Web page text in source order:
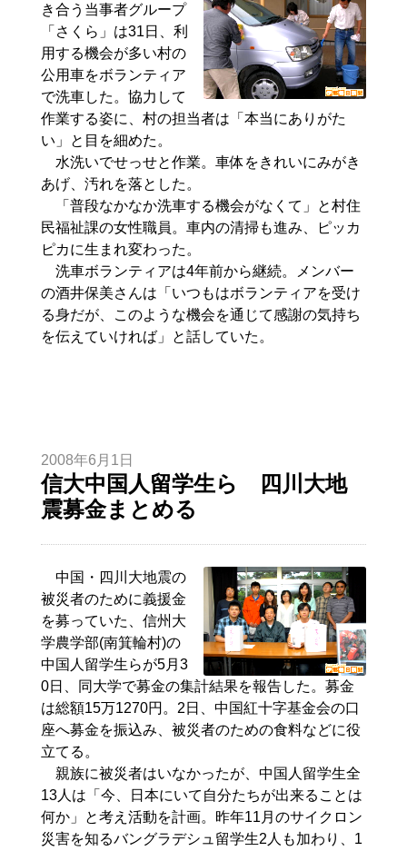
き合う当事者グループ
「さくら」は31日、利
用する機会が多い村の
公用車をボランティア
で洗車した。協力して
作業する姿に、村の担当者は「本当にありがた
い」と目を細めた。
水洗いでせっせと作業。車体をきれいにみがき
あげ、汚れを落とした。
「普段なかなか洗車する機会がなくて」と村住
民福祉課の女性職員。車内の清掃も進み、ピッカ
ピカに生まれ変わった。
洗車ボランティアは4年前から継続。メンバー
の酒井保美さんは「いつもはボランティアを受け
る身だが、このような機会を通じて感謝の気持ち
を伝えていければ」と話していた。
2008年6月1日
信大中国人留学生ら 四川大地
震募金まとめる
中国・四川大地震の
被災者のために義援金
を募っていた、信州大
学農学部(南箕輪村)の
中国人留学生らが5月3
0日、同大学で募金の集計結果を報告した。募金
は総額15万1270円。2日、中国紅十字基金会の口
座へ募金を振込み、被災者のための食料などに役
立てる。
親族に被災者はいなかったが、中国人留学生全
13人は「今、日本にいて自分たちが出来ることは
何か」と考え活動を計画。昨年11月のサイクロン
災害を知るバングラデシュ留学生2人も加わり、1